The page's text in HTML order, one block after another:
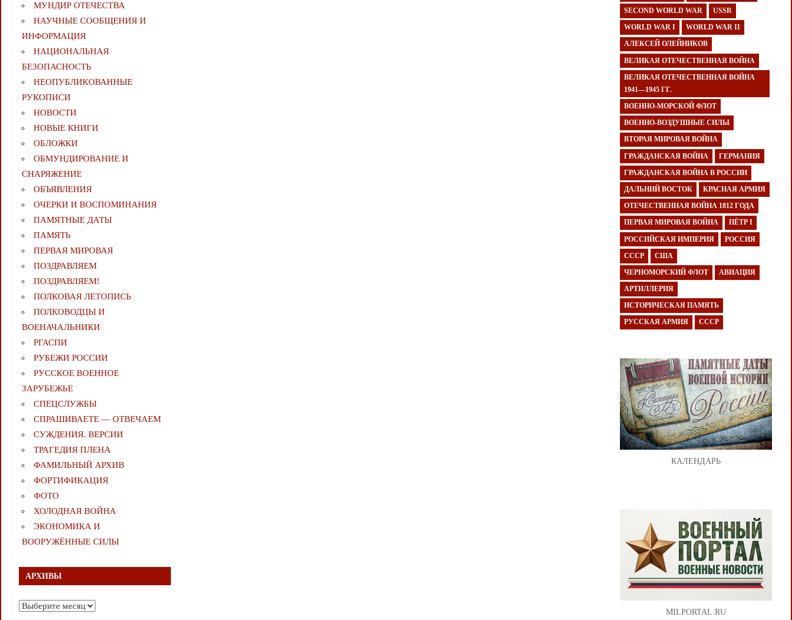
МУНДИР ОТЕЧЕСТВА
НАУЧНЫЕ СООБЩЕНИЯ И
ИНФОРМАЦИЯ
НАЦИОНАЛЬНАЯ
БЕЗОПАСНОСТЬ
НЕОПУБЛИКОВАННЫЕ
РУКОПИСИ
НОВОСТИ
НОВЫЕ КНИГИ
ОБЛОЖКИ
ОБМУНДИРОВАНИЕ И
СНАРЯЖЕНИЕ
ОБЪЯВЛЕНИЯ
ОЧЕРКИ И ВОСПОМИНАНИЯ
ПАМЯТНЫЕ ДАТЫ
ПАМЯТЬ
ПЕРВАЯ МИРОВАЯ
ПОЗДРАВЛЯЕМ
ПОЗДРАВЛЯЕМ!
ПОЛКОВАЯ ЛЕТОПИСЬ
ПОЛКОВОДЦЫ И
ВОЕНАЧАЛЬНИКИ
РГАСПИ
РУБЕЖИ РОССИИ
РУССКОЕ ВОЕННОЕ
ЗАРУБЕЖЬЕ
СПЕЦСЛУЖБЫ
СПРАШИВАЕТЕ — ОТВЕЧАЕМ
СУЖДЕНИЯ. ВЕРСИИ
ТРАГЕДИЯ ПЛЕНА
ФАМИЛЬНЫЙ АРХИВ
ФОРТИФИКАЦИЯ
ФОТО
ХОЛОДНАЯ ВОЙНА
ЭКОНОМИКА И
ВООРУЖЁННЫЕ СИЛЫ
АРХИВЫ
Архивы
SECOND WORLD WAR USSR
WORLD WAR I WORLD WAR II
АЛЕКСЕЙ ОЛЕЙНИКОВ
ВЕЛИКАЯ ОТЕЧЕСТВЕННАЯ ВОЙНА
ВЕЛИКАЯ ОТЕЧЕСТВЕННАЯ ВОЙНА
1941—1945 ГГ.
ВОЕННО-МОРСКОЙ ФЛОТ
ВОЕННО-ВОЗДУШНЫЕ СИЛЫ
ВТОРАЯ МИРОВАЯ ВОЙНА
ГРАЖДАНСКАЯ ВОЙНА ГЕРМАНИЯ
ГРАЖДАНСКАЯ ВОЙНА В РОССИИ
ДАЛЬНИЙ ВОСТОК КРАСНАЯ АРМИЯ
ОТЕЧЕСТВЕННАЯ ВОЙНА 1812 ГОДА
ПЕРВАЯ МИРОВАЯ ВОЙНА ПЁТР I
РОССИЙСКАЯ ИМПЕРИЯ РОССИЯ
СССР США
ЧЕРНОМОРСКИЙ ФЛОТ АВИАЦИЯ
АРТИЛЛЕРИЯ
ИСТОРИЧЕСКАЯ ПАМЯТЬ
РУССКАЯ АРМИЯ СССР
КАЛЕНДАРЬ
MILPORTAL.RU